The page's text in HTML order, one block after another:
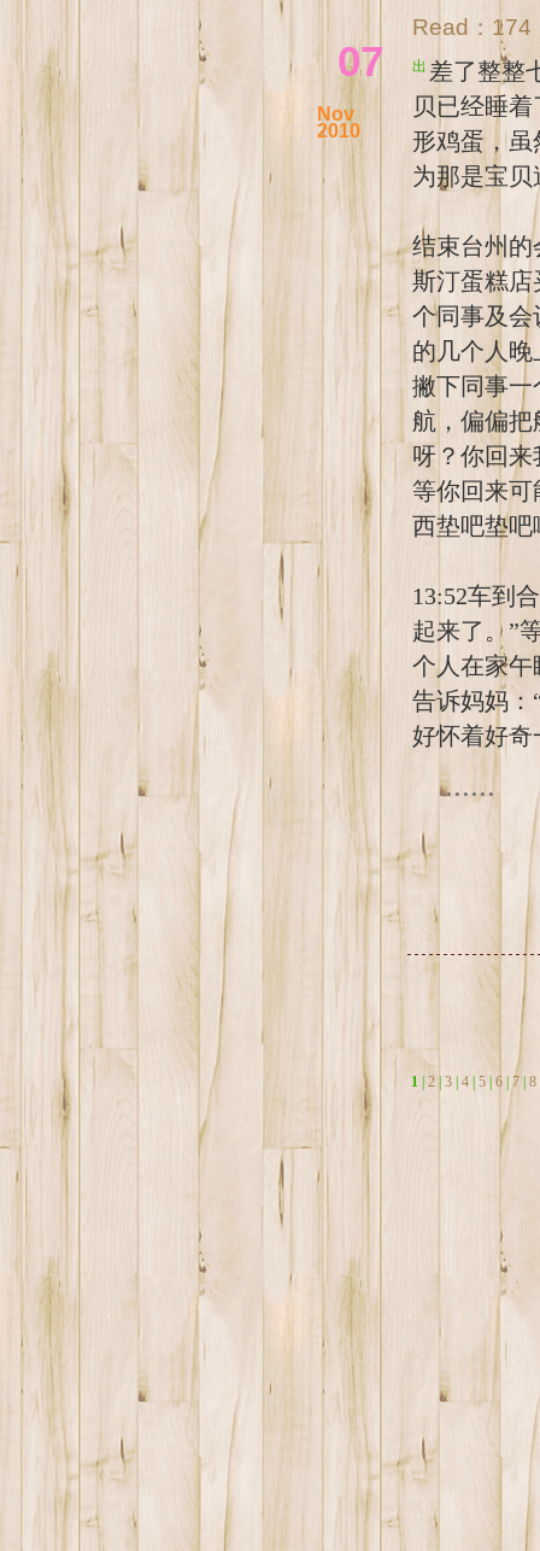
07
Nov
2010
Read： 174
出差了整整七天，第八天的中午回到家。推开家门，有点点身体不舒服的宝
贝已经睡
形鸡蛋，
为那是宝
结束台州的
斯汀蛋糕店
个同事及会
的几个人晚
撇下同事一
航，偏偏把
呀？你回
等你回来可
西垫吧垫吧
13:52车到
起来了。”
个人在家午
告诉妈妈：
好怀着好奇
......
1 2 3 4 5 6 7| 8